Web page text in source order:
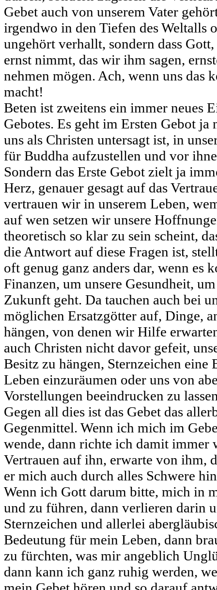
Gebet auch von unserem Vater
irgendwo in den Tiefen des Weltalls
ungehört verhallt, sondern dass
ernst nimmt, das wir ihm sagen,
nehmen mögen. Ach, wenn uns das
macht!
Beten ist zweitens ein immer neues
Gebotes. Es geht im Ersten Gebot ja
uns als Christen untersagt ist, in
für Buddha aufzustellen und vor
Sondern das Erste Gebot zielt ja
Herz, genauer gesagt auf das
vertrauen wir in unserem Leben,
auf wen setzen wir unsere
theoretisch so klar zu sein scheint,
die Antwort auf diese Fragen ist,
oft genug ganz anders dar, wenn es
Finanzen, um unsere Gesundheit,
Zukunft geht. Da tauchen auch bei
möglichen Ersatzgötter auf, Dinge,
hängen, von denen wir Hilfe
auch Christen nicht davor gefeit,
Besitz zu hängen, Sternzeichen eine
Leben einzuräumen oder uns von
Vorstellungen beeindrucken zu
Gegen all dies ist das Gebet das
Gegenmittel. Wenn ich mich im
wende, dann richte ich damit immer
Vertrauen auf ihn, erwarte von ihm,
er mich auch durch alles Schwere
Wenn ich Gott darum bitte, mich in
und zu führen, dann verlieren darin
Sternzeichen und allerlei
Bedeutung für mein Leben, dann
zu fürchten, was mir angeblich
dann kann ich ganz ruhig werden,